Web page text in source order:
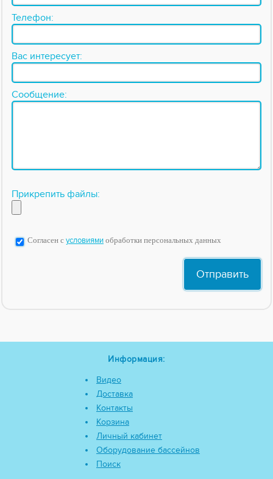
Телефон:
Вас интересует:
Сообщение:
Прикрепить файлы:
Согласен с условиями обработки персональных данных
Информация:
Видео
Доставка
Контакты
Корзина
Личный кабинет
Оборудование бассейнов
Поиск